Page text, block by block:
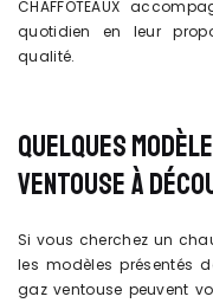
CHAFFOTEAUX
quotidien en leur
qualité.
QUELQUES
VENTOUSE À
Si vous cherchez un
les modèles présentés
gaz ventouse peuvent